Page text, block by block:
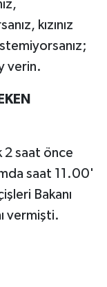
kızınız
verin.
2 saat önce
saat 11.00'
Bakanı
vermişti.